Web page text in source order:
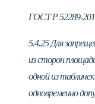
ГОСТ Р 52289-
5.4.25 Для
из сторон
одной из
одновременно